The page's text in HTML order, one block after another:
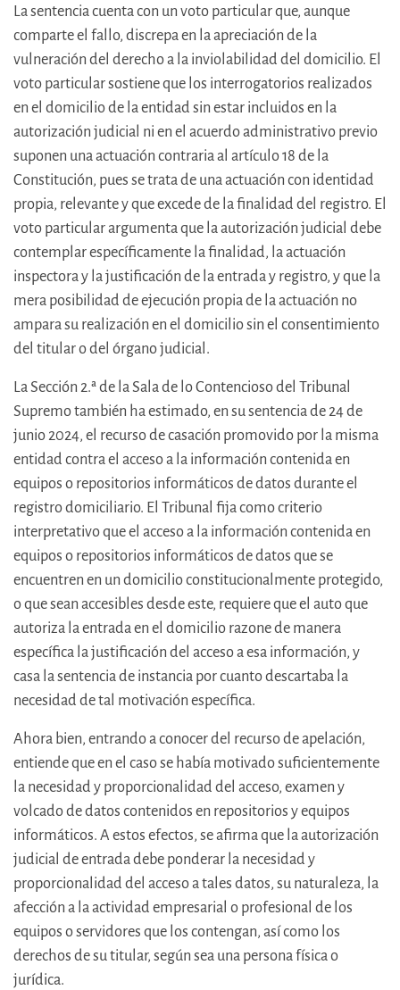
La sentencia cuenta con un voto particular que, aunque
comparte el fallo, discrepa en la apreciación de la
vulneración del derecho a la inviolabilidad del domicilio. El
voto particular sostiene que los interrogatorios realizados
en el domicilio de la entidad sin estar incluidos en la
autorización judicial ni en el acuerdo administrativo previo
suponen una actuación contraria al artículo 18 de la
Constitución, pues se trata de una actuación con identidad
propia, relevante y que excede de la finalidad del registro. El
voto particular argumenta que la autorización judicial debe
contemplar específicamente la finalidad, la actuación
inspectora y la justificación de la entrada y registro, y que la
mera posibilidad de ejecución propia de la actuación no
ampara su realización en el domicilio sin el consentimiento
del titular o del órgano judicial.
La Sección 2.ª de la Sala de lo Contencioso del Tribunal
Supremo también ha estimado, en su sentencia de 24 de
junio 2024, el recurso de casación promovido por la misma
entidad contra el acceso a la información contenida en
equipos o repositorios informáticos de datos durante el
registro domiciliario. El Tribunal fija como criterio
interpretativo que el acceso a la información contenida en
equipos o repositorios informáticos de datos que se
encuentren en un domicilio constitucionalmente protegido,
o que sean accesibles desde este, requiere que el auto que
autoriza la entrada en el domicilio razone de manera
específica la justificación del acceso a esa información, y
casa la sentencia de instancia por cuanto descartaba la
necesidad de tal motivación específica.
Ahora bien, entrando a conocer del recurso de apelación,
entiende que en el caso se había motivado suficientemente
la necesidad y proporcionalidad del acceso, examen y
volcado de datos contenidos en repositorios y equipos
informáticos. A estos efectos, se afirma que la autorización
judicial de entrada debe ponderar la necesidad y
proporcionalidad del acceso a tales datos, su naturaleza, la
afección a la actividad empresarial o profesional de los
equipos o servidores que los contengan, así como los
derechos de su titular, según sea una persona física o
jurídica.